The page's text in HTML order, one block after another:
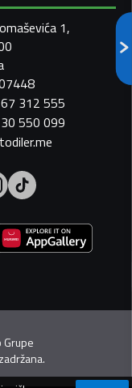
1,
312 555
550 099
Grupe